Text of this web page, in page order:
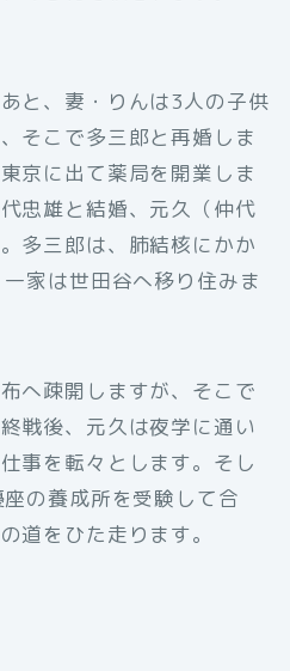
と、妻・りんは3人の子供
そこで多三郎と再婚しま
京に出て薬局を開業しま
忠雄と結婚、元久（仲代
多三郎は、肺結核にかか
家は世田谷へ移り住みま
へ疎開しますが、そこで
戦後、元久は夜学に通い
事を転々とします。そし
の養成所を受験して合
道をひた走ります。